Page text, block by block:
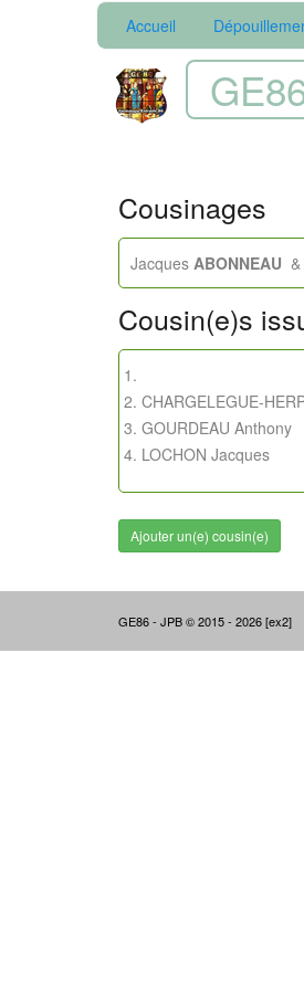
Accueil
Cousinages
Jacques ABONNEAU
Cousin(e)s
CHARGELEGUE-
GOURDEAU Anthony
LOCHON Jacques
Ajouter un(e) cousin(e)
GE86 - JPB © 2015 - 2026 [ex2]